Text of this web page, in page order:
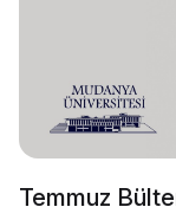
Temmuz